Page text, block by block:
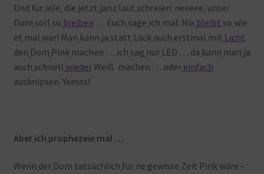
Und für alle, die jetzt janz laut schreien: neeeee, unser
Dom soll so bleiben … Euch sage ich mal: Nix bleibt so wie
et mal war! Man kann ja statt Lack auch erstmal mit Licht
den Dom Pink machen … ich sag nur LED … da kann man ja
auch schnell wiederWeiß machen … odereinfach
ausknipsen. Yeesss!
Aber ich prophezeie mal …
Wenn der Dom tatsächlich für ne gewisse Zeit Pink wäre –